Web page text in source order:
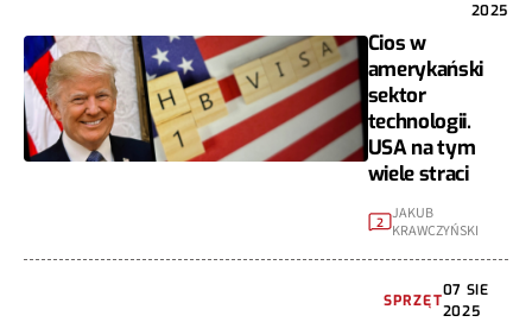
2025
Cios w
amerykański
sektor
technologii.
USA na tym
wiele straci
2 JAKUB
KRAWCZYŃSKI
SPRZĘT
07 SIE
2025